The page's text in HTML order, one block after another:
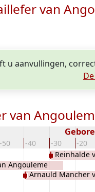
van
u aanvullingen,
van
-50 -40 -30 -20
Angouleme
Arnauld Mancher
Reinhalde